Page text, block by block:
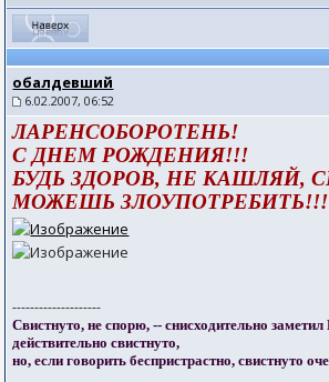
обалдевший
6.02.2007, 06:52
ЛАРЕНСОБОРОТЕНЬ!
С ДНЕМ РОЖДЕНИЯ!!!
БУДЬ ЗДОРОВ, НЕ КАШЛЯЙ,
МОЖЕШЬ ЗЛОУПОТРЕБИТЬ!!!
--------------------
Свистнуто, не спорю, -- снисходительно заметил
действительно свистнуто,
но, если говорить беспристрастно, свистнуто